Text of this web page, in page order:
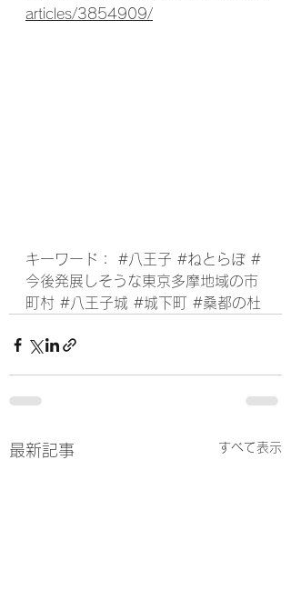
articles/3854909/
キーワード： #八王子 #ねとらぼ #
今後発展しそうな東京多摩地域の市
町村 #八王子城 #城下町 #桑都の杜
最新記事 すべて表示